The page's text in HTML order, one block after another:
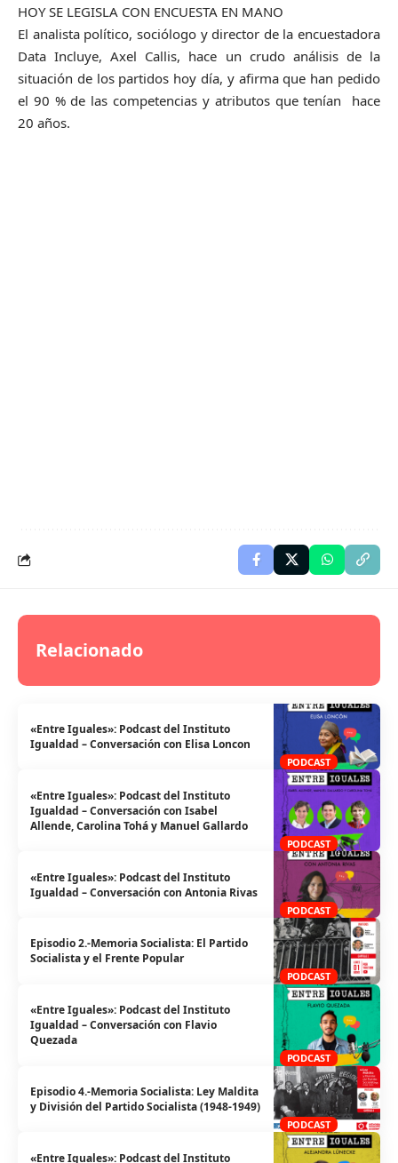
HOY SE LEGISLA CON ENCUESTA EN MANO
El analista político, sociólogo y director de la encuestadora
Data Incluye, Axel Callis, hace un crudo análisis de la
situación de los partidos hoy día, y afirma que han pedido
el 90 % de las competencias y atributos que tenían hace
20 años.
Relacionado
PODCAST
«Entre Iguales»: Podcast del Instituto
Igualdad – Conversación con Elisa Loncon
PODCAST
«Entre Iguales»: Podcast del Instituto
Igualdad – Conversación con Isabel
Allende, Carolina Tohá y Manuel Gallardo
PODCAST
«Entre Iguales»: Podcast del Instituto
Igualdad – Conversación con Antonia Rivas
PODCAST
Episodio 2.-Memoria Socialista: El Partido
Socialista y el Frente Popular
PODCAST
«Entre Iguales»: Podcast del Instituto
Igualdad – Conversación con Flavio
Quezada
PODCAST
Episodio 4.-Memoria Socialista: Ley Maldita
y División del Partido Socialista (1948-1949)
«Entre Iguales»: Podcast del Instituto